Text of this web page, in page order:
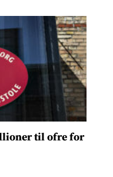
til ofre for